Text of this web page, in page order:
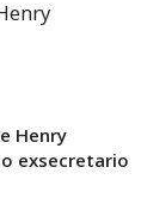
Henry
exsecretario